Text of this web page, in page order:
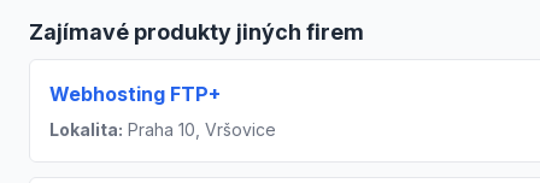
Zajímavé produkty jiných firem
Webhosting FTP+
Lokalita: Praha 10, Vršovice